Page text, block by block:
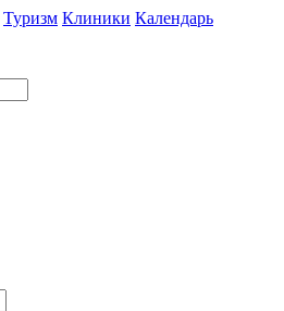
Туризм Клиники Календарь